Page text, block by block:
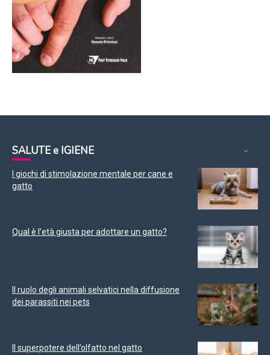
SALUTE e IGIENE
I giochi di stimolazione mentale per cane e
gatto
Qual è l’età giusta per adottare un gatto?
Il ruolo degli animali selvatici nella diffusione
dei parassiti nei pets
Il superpotere dell’olfatto nel gatto